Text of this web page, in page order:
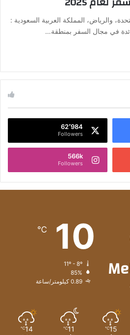
والرياض، المملكة العربية السعودية :
62٬984
Followers
566k
Followers
10
℃
85%
0.89 كيلومتر/ساعة
15
℃
11
℃
14
℃